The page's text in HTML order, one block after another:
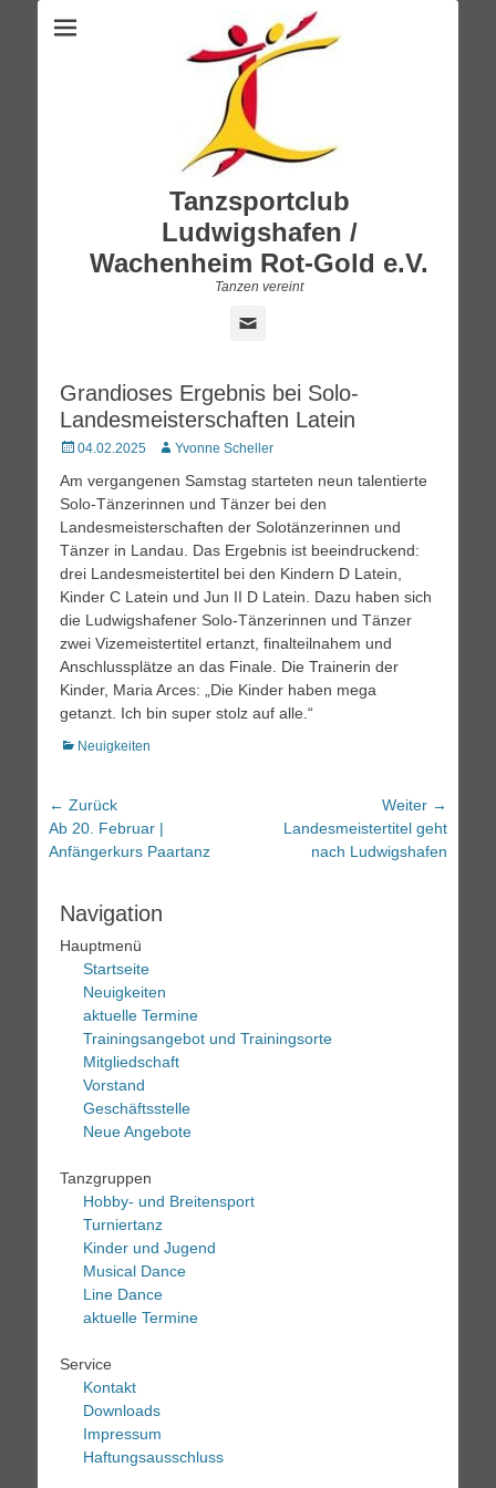
Tanzsportclub
Ludwigshafen /
Wachenheim Rot-Gold e.V.
Tanzen vereint
Grandioses Ergebnis bei Solo-
Landesmeisterschaften Latein
Posted
04.02.2025 AutorYvonne Scheller
Am vergangenen Samstag starteten neun talentierte
Solo-Tänzerinnen und Tänzer bei den
Landesmeisterschaften der Solotänzerinnen und
Tänzer in Landau. Das Ergebnis ist beeindruckend:
drei Landesmeistertitel bei den Kindern D Latein,
Kinder C Latein und Jun II D Latein. Dazu haben sich
die Ludwigshafener Solo-Tänzerinnen und Tänzer
zwei Vizemeistertitel ertanzt, finalteilnahem und
Anschlussplätze an das Finale. Die Trainerin der
Kinder, Maria Arces: „Die Kinder haben mega
getanzt. Ich bin super stolz auf alle.“
Kategorien
Neuigkeiten
Beitrags-
Navigation
← Zurück
Vorheriger
Beitrag:
Ab 20. Februar |
Anfängerkurs Paartanz
Weiter →
NächsterLandesmeistertitel geht
nach Ludwigshafen
Navigation
Hauptmenü
Startseite
Neuigkeiten
aktuelle Termine
Trainingsangebot und Trainingsorte
Mitgliedschaft
Vorstand
Geschäftsstelle
Neue Angebote
Tanzgruppen
Hobby- und Breitensport
Turniertanz
Kinder und Jugend
Musical Dance
Line Dance
aktuelle Termine
Service
Kontakt
Downloads
Impressum
Haftungsausschluss